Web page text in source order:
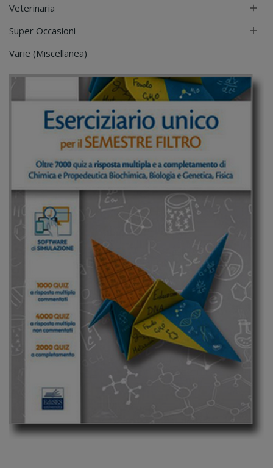
Veterinaria 
Super Occasioni 
Varie (Miscellanea)